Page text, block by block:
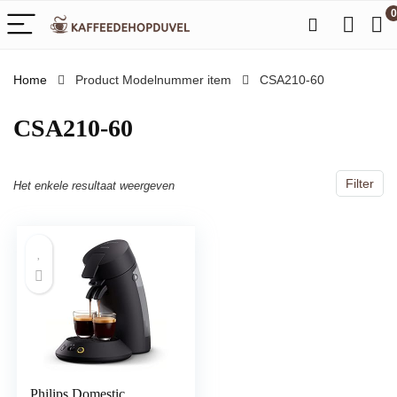
0
Home Product Modelnummer item ‎CSA210-60
‎CSA210-60
Filter
Het enkele resultaat weergeven
Philips Domestic